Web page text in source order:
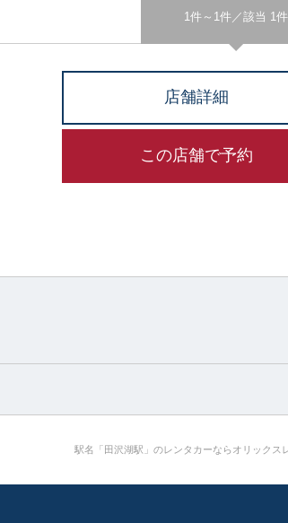
1件～1件／該当 1件
店舗詳細
この店舗で予約
駅名「田沢湖駅」のレンタカーならオリックス